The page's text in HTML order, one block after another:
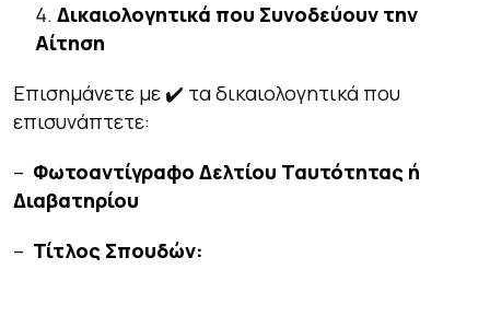
Δικαιολογητικά που Συνοδεύουν την
Αίτηση
Επισημάνετε με ✔️ τα δικαιολογητικά που
επισυνάπτετε:
– Φωτοαντίγραφο Δελτίου Ταυτότητας ή
Διαβατηρίου
– Τίτλος Σπουδών: